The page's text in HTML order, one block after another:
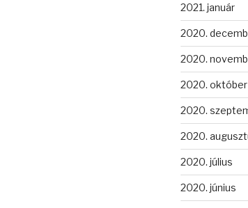
2021. január
2020.
2020.
2020. október
2020.
2020.
2020. július
2020. június